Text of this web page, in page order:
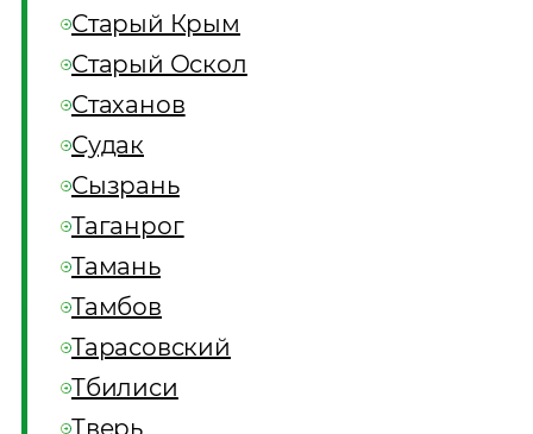
Старый Крым
Старый Оскол
Стаханов
Судак
Сызрань
Таганрог
Тамань
Тамбов
Тарасовский
Тбилиси
Тверь